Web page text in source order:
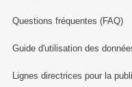
Questions fréquentes (FAQ)
Guide d'utilisation des
Lignes directrices pour la